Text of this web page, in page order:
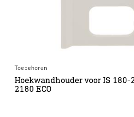
Toebehoren
Hoekwandhouder voor IS 180-
2180 ECO